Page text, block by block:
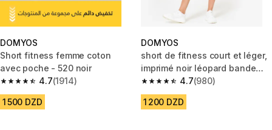
DOMYOS
Short fitness femme coton
avec poche - 520 noir
4.7
4.7 out of 5 stars from 1914 reviews
(1914)
1 500 DZD
DOMYOS
short de fitness court et léger,
imprimé noir léopard bande
noire
4.7
4.7 out of 5 stars from 980
(980)
1 200 DZD